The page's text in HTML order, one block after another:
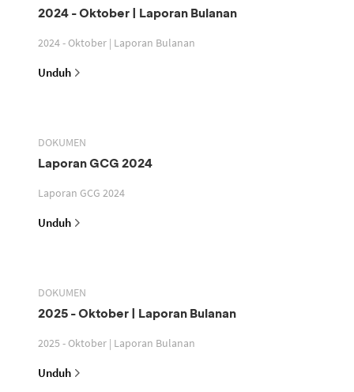
2024 - Oktober | Laporan Bulanan
2024 - Oktober | Laporan Bulanan
Unduh
DOKUMEN
Laporan GCG 2024
Laporan GCG 2024
Unduh
DOKUMEN
2025 - Oktober | Laporan Bulanan
2025 - Oktober | Laporan Bulanan
Unduh